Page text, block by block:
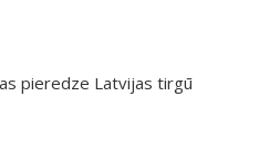
pieredze Latvijas tirgū